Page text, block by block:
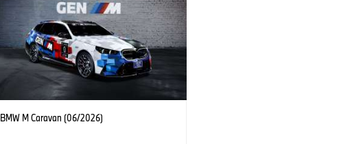
BMW M Caravan (06/2026)